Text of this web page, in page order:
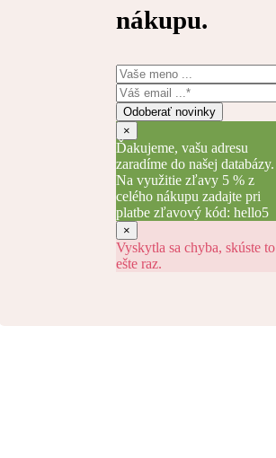
nákupu.
Odoberať novinky
×
Ďakujeme, vašu adresu
zaradíme do našej databázy.
Na využitie zľavy 5 % z
celého nákupu zadajte pri
platbe zľavový kód: hello5
×
Vyskytla sa chyba, skúste to
ešte raz.